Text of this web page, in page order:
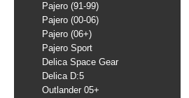
Pajero (91-99)
Pajero (00-06)
Pajero (06+)
Pajero Sport
Delica Space Gear
Delica D:5
Outlander 05+